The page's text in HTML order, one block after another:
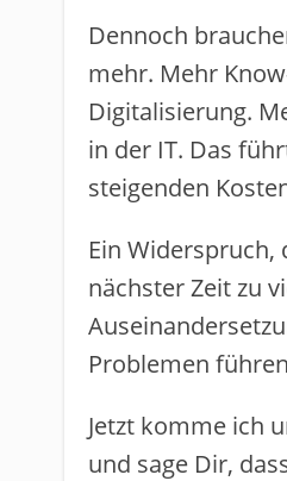
Dennoch
mehr. Mehr
Digitalisierung.
in der IT. Das
steigenden
Ein Widerspruch,
nächster Zeit zu
Problemen
Jetzt komme ich
und sage Dir,